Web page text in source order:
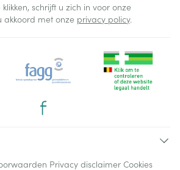
schrijft u zich in voor onze
akkoord met onze privacy policy.
Privacy disclaimer Cookies